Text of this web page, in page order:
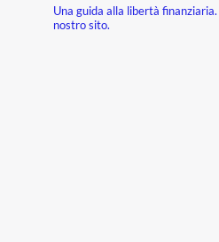
Una guida alla libertà finanziaria.
nostro sito.